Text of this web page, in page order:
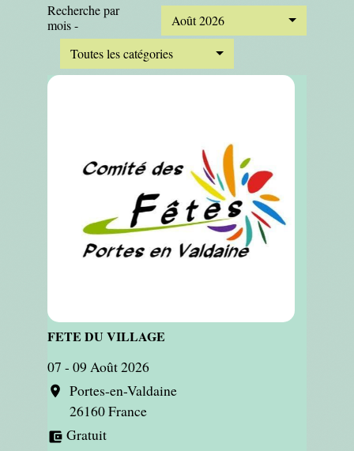
Recherche par
mois -
Août 2026
Toutes les catégories
FETE DU VILLAGE
07 - 09 Août 2026
location_on Portes-en-Valdaine
26160 France
account_balance_wallet Gratuit